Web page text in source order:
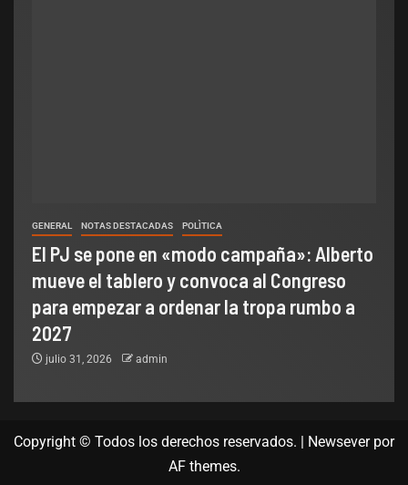
GENERAL NOTAS DESTACADAS POLÌTICA
El PJ se pone en «modo campaña»: Alberto
mueve el tablero y convoca al Congreso
para empezar a ordenar la tropa rumbo a
2027
julio 31, 2026 admin
Copyright © Todos los derechos reservados. Newseverpor
AF themes.